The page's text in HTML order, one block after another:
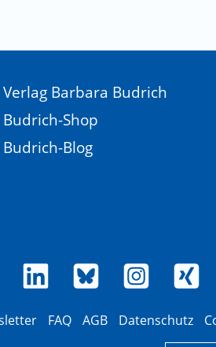
Verlag Barbara Budrich
Budrich-Shop
Budrich-Blog
FAQ AGB Datenschutz